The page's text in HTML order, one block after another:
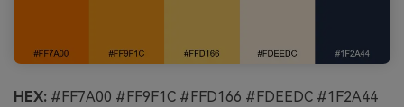
HEX: #FF7A00 #FF9F1C #FFD166 #FDEEDC #1F2A44